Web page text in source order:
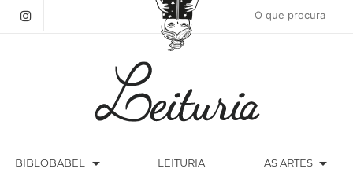
BIBLOBABEL arrow_drop_down LEITURIA AS ARTES arrow_drop_down